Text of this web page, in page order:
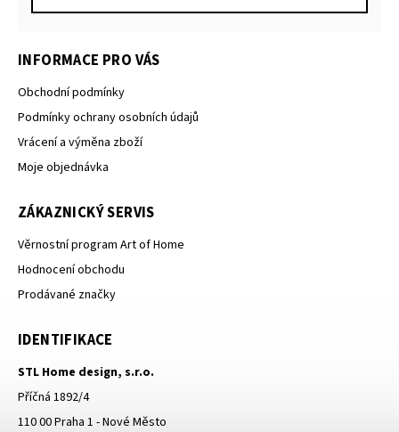
INFORMACE PRO VÁS
Obchodní podmínky
Podmínky ochrany osobních údajů
Vrácení a výměna zboží
Moje objednávka
ZÁKAZNICKÝ SERVIS
Věrnostní program Art of Home
Hodnocení obchodu
Prodávané značky
IDENTIFIKACE
STL Home design, s.r.o.
Příčná 1892/4
110 00 Praha 1 - Nové Město